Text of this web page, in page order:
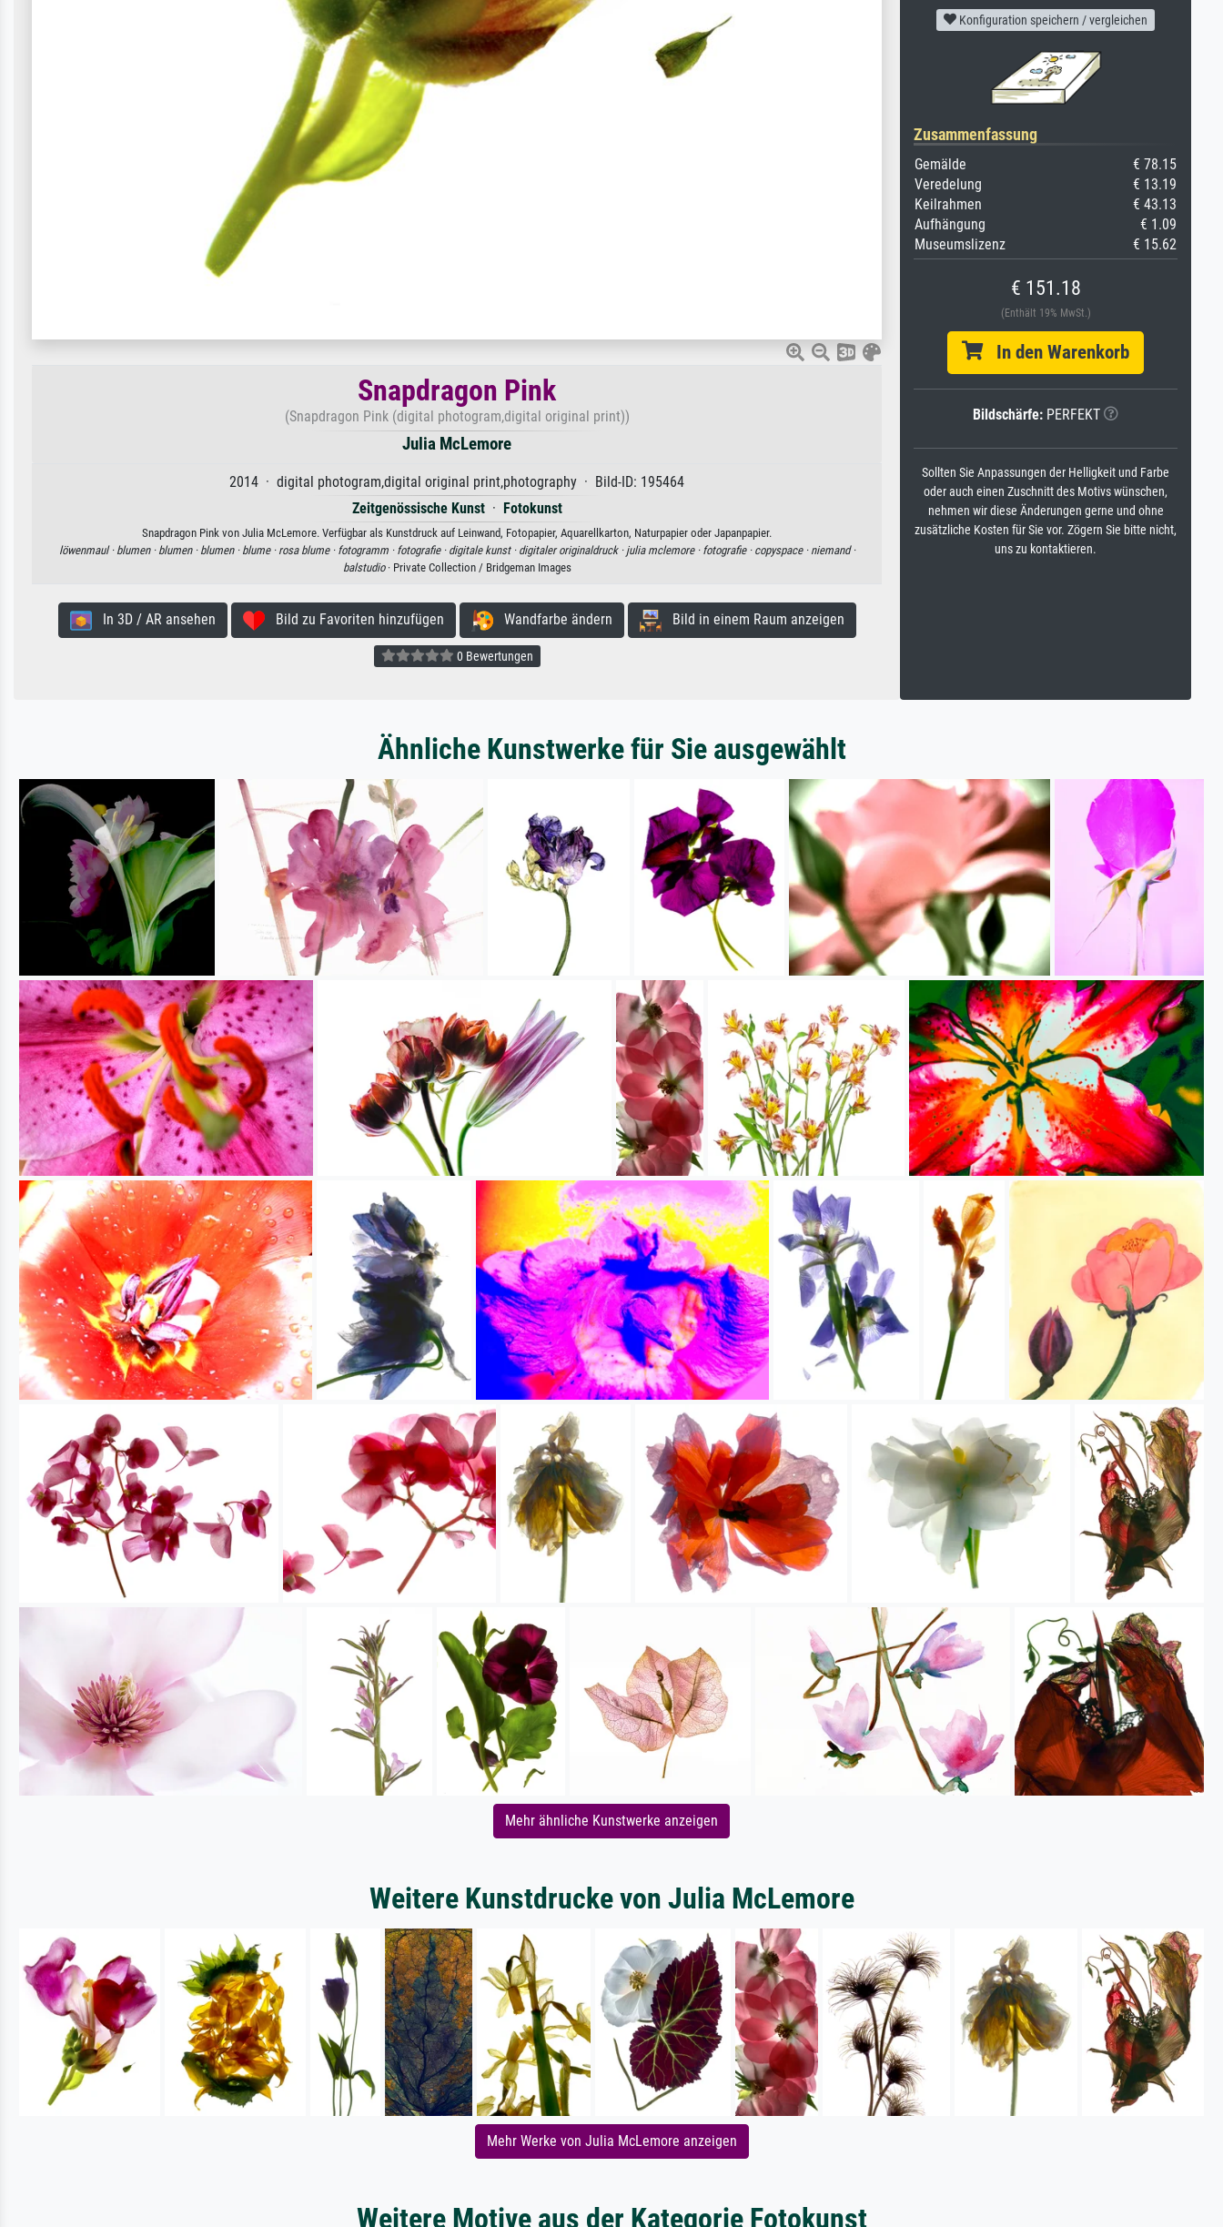
Snapdragon Pink
(Snapdragon Pink (digital photogram,digital original print))
Julia McLemore
2014 · digital photogram,digital original print,photography · Bild-ID: 195464
Zeitgenössische Kunst· Fotokunst
Snapdragon Pink von Julia McLemore. Verfügbar als Kunstdruck auf Leinwand, Fotopapier, Aquarellkarton, Naturpapier oder Japanpapier.
löwenmaul · blumen · blumen · blumen · blume · rosa blume · fotogramm · fotografie · digitale kunst · digitaler originaldruck · julia mclemore · fotografie · copyspace · niemand ·
balstudio· Private Collection / Bridgeman Images
In 3D / AR ansehen Bild zu Favoriten hinzufügen Wandfarbe ändern Bild in einem Raum anzeigen
0 Bewertungen
Konfiguration speichern / vergleichen
Zusammenfassung
Gemälde
€ 78.15
Veredelung
€ 13.19
Keilrahmen
€ 43.13
Aufhängung
€ 1.09
Museumslizenz
€ 15.62
€ 151.18
(Enthält 19% MwSt.)
In den Warenkorb
Bildschärfe: PERFEKT
Sollten Sie Anpassungen der Helligkeit und Farbe
oder auch einen Zuschnitt des Motivs wünschen,
nehmen wir diese Änderungen gerne und ohne
zusätzliche Kosten für Sie vor. Zögern Sie bitte nicht,
uns zu kontaktieren.
Ähnliche Kunstwerke für Sie ausgewählt
Mehr ähnliche Kunstwerke anzeigen
Weitere Kunstdrucke von Julia McLemore
Mehr Werke von Julia McLemore anzeigen
Weitere Motive aus der Kategorie Fotokunst